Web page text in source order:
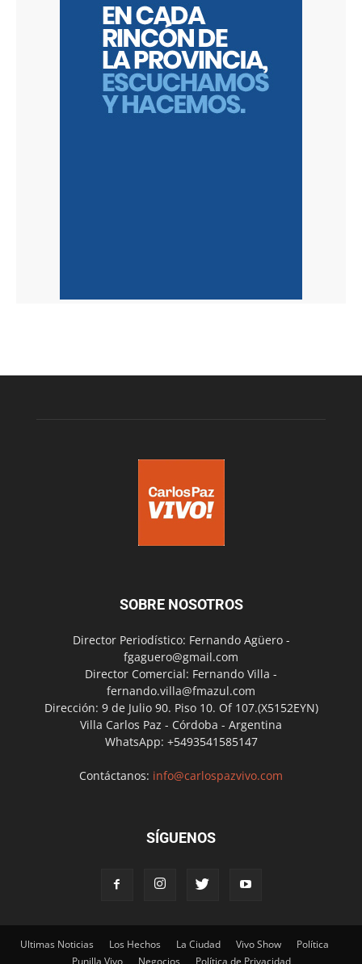
SOBRE NOSOTROS
Director Periodístico: Fernando Agüero -
fgaguero@gmail.com
Director Comercial: Fernando Villa -
fernando.villa@fmazul.com
Dirección: 9 de Julio 90. Piso 10. Of 107.(X5152EYN)
Villa Carlos Paz - Córdoba - Argentina
WhatsApp: +5493541585147
Contáctanos: info@carlospazvivo.com
SÍGUENOS
Ultimas Noticias Los Hechos La Ciudad Vivo Show
Política
Punilla Vivo
Negocios Política de Privacidad